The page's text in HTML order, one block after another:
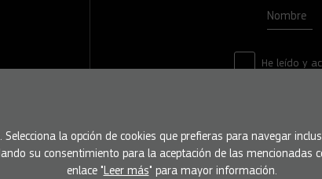
He leído y
la opción de cookies que prefieras para navegar
su consentimiento para la aceptación de las mencionadas
enlace "Leer más" para mayor información.